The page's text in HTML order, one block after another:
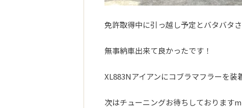
免許取得中に引っ越し予定とバタバタさ
無事納車出来て良かったです！
XL883Nアイアンにコブラマフラーを装
次はチューニングお待ちしております